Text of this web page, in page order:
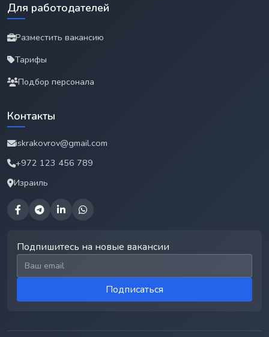
Для работодателей
Разместить вакансию
Тарифы
Подбор персонала
Контакты
iskrakovrov@gmail.com
+972 123 456 789
Израиль
Подпишитесь на новые вакансии
Email для подписки
Подписаться